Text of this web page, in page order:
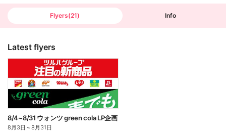
o
Flyers(21) Info
Latest flyers
8/4~8/31 ウォンツ green cola LP企画
8月3日 ～8月31日